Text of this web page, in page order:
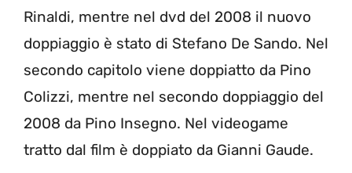
Rinaldi, mentre nel dvd del 2008 il nuovo
doppiaggio è stato di Stefano De Sando. Nel
secondo capitolo viene doppiatto da Pino
Colizzi, mentre nel secondo doppiaggio del
2008 da Pino Insegno. Nel videogame
tratto dal film è doppiato da Gianni Gaude.